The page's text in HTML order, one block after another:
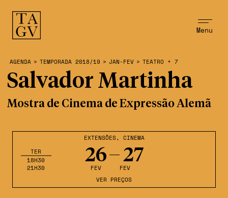
Menu
EXTENSÕES, CINEMA
26
FEV
27
FEV
TER
18H30
21H30
VER PREÇOS
AGENDA > TEMPORADA 2018/19 > JAN-FEV > TEATRO + 7
Salvador Martinha
Mostra de Cinema de Expressão Alemã